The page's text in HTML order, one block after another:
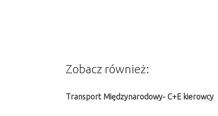
Zobacz również:
Transport Międzynarodowy- C+E kierowcy